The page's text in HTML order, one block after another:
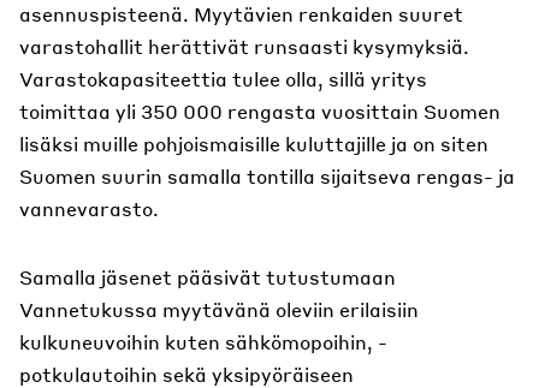
asennuspisteenä. Myytävien renkaiden suuret
varastohallit herättivät runsaasti kysymyksiä.
Varastokapasiteettia tulee olla, sillä yritys
toimittaa yli 350 000 rengasta vuosittain Suomen
lisäksi muille pohjoismaisille kuluttajille ja on siten
Suomen suurin samalla tontilla sijaitseva rengas- ja
vannevarasto.
Samalla jäsenet pääsivät tutustumaan
Vannetukussa myytävänä oleviin erilaisiin
kulkuneuvoihin kuten sähkömopoihin, -
potkulautoihin sekä yksipyöräiseen